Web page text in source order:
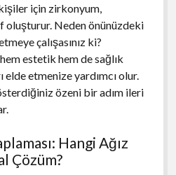
için zirkonyum,
Neden önünüzdeki
çalışasınız ki?
estetik hem de sağlık
elde etmenize yardımcı olur.
özeni bir adım ileri
Hangi Ağız
Çözüm?